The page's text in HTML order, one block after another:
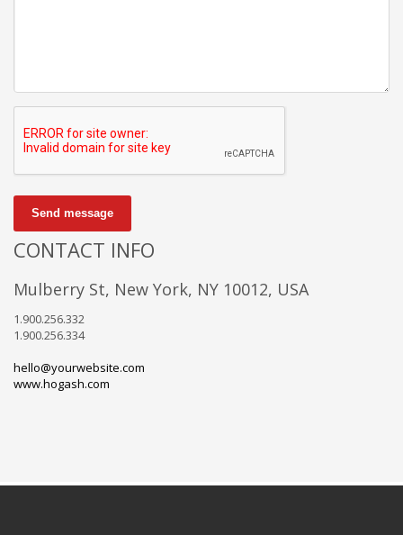
Send message
CONTACT INFO
Mulberry St, New York, NY 10012, USA
1.900.256.332
1.900.256.334
hello@yourwebsite.com
www.hogash.com